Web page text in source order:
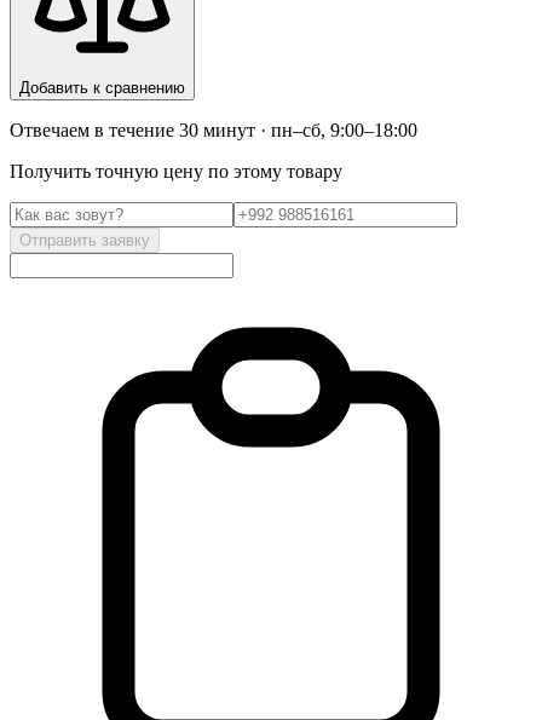
Добавить к сравнению
Отвечаем в течение 30 минут · пн–сб, 9:00–18:00
Получить точную цену по этому товару
Отправить заявку